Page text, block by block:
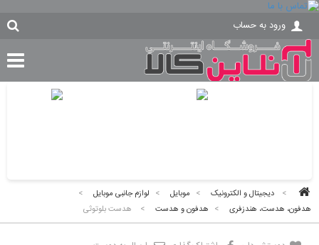
ورود به حساب
> دیجیتال و الکترونیک > موبایل > لوازم جانبی موبایل
>
هدفون، هدست، هندزفری
> هدفون و هدست > هدست بلوتوثی